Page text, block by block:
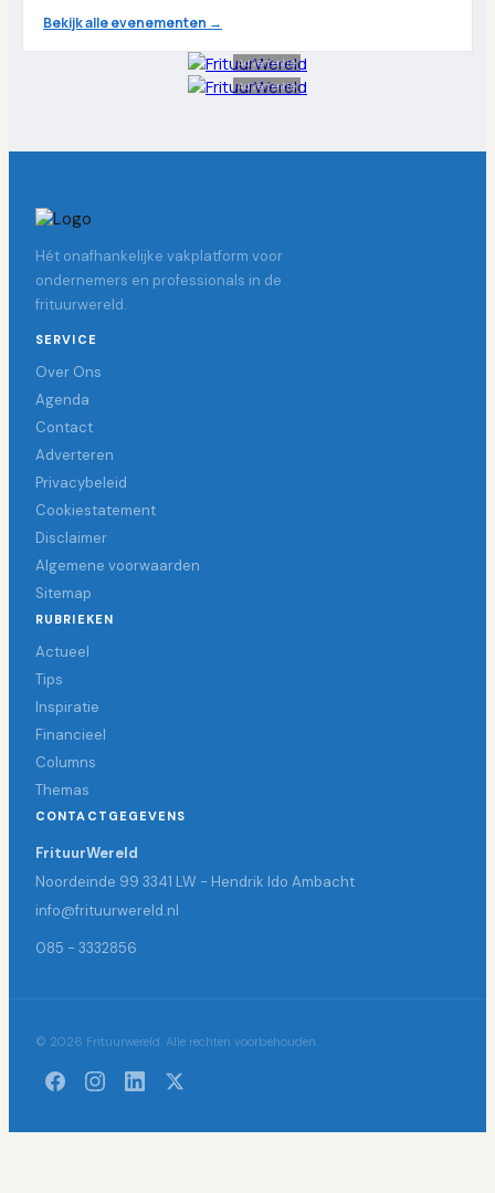
Bekijk alle evenementen →
Advertentie
Advertentie
Hét onafhankelijke vakplatform voor
ondernemers en professionals in de
frituurwereld.
SERVICE
Over Ons
Agenda
Contact
Adverteren
Privacybeleid
Cookiestatement
Disclaimer
Algemene voorwaarden
Sitemap
RUBRIEKEN
Actueel
Tips
Inspiratie
Financieel
Columns
Themas
CONTACTGEGEVENS
FrituurWereld
Noordeinde 99 3341 LW - Hendrik Ido Ambacht
info@frituurwereld.nl
085 - 3332856
© 2026 Frituurwereld. Alle rechten voorbehouden.